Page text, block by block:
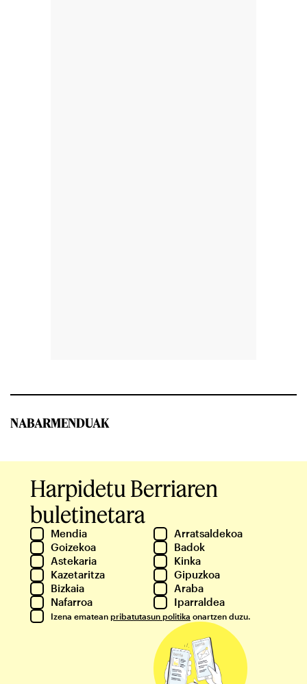
NABARMENDUAK
Harpidetu Berriaren
buletinetara
Mendia
Arratsaldekoa
Goizekoa
Badok
Astekaria
Kinka
Kazetaritza
Gipuzkoa
Bizkaia
Araba
Nafarroa
Iparraldea
Izena ematean pribatutasun politika onartzen duzu.